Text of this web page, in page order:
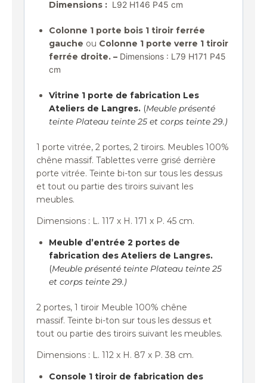
Dimensions : L92 H146 P45 cm
Colonne 1 porte bois 1 tiroir ferrée
gauche ou Colonne 1 porte verre 1 tiroir
ferrée droite. – Dimensions : L79 H171 P45
cm
Vitrine 1 porte de fabrication Les
Ateliers de Langres. (Meuble présenté
teinte Plateau teinte 25 et corps teinte 29.)
1 porte vitrée, 2 portes, 2 tiroirs. Meubles 100%
chêne massif. Tablettes verre grisé derrière
porte vitrée. Teinte bi-ton sur tous les dessus
et tout ou partie des tiroirs suivant les
meubles.
Dimensions : L. 117 x H. 171 x P. 45 cm.
Meuble d’entrée 2 portes de
fabrication des Ateliers de Langres.
(Meuble présenté teinte Plateau teinte 25
et corps teinte 29.)
2 portes, 1 tiroir Meuble 100% chêne
massif. Teinte bi-ton sur tous les dessus et
tout ou partie des tiroirs suivant les meubles.
Dimensions : L. 112 x H. 87 x P. 38 cm.
Console 1 tiroir de fabrication des